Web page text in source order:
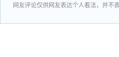
网友评论仅供网友表达个人看法，并不